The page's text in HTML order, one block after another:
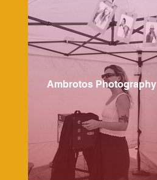
Ambrotos Photography